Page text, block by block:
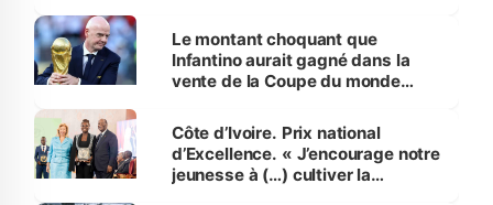
Le montant choquant que
Infantino aurait gagné dans la
vente de la Coupe du monde
Côte d’Ivoire. Prix national
d’Excellence. « J’encourage notre
jeunesse à (…) cultiver la